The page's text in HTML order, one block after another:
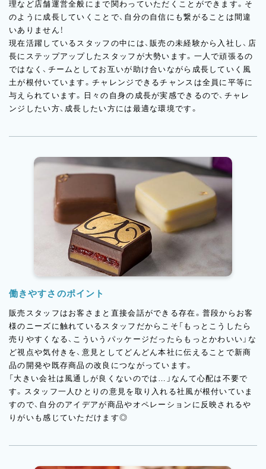
理など店舗運営全般にまで関わっていただくことができます。そ
のように成長していくことで、自分の自信にも繋がることは間違
いありません！
現在活躍しているスタッフの中には、販売の未経験から入社し、店
長にステップアップしたスタッフが大勢います。一人で頑張るの
ではなく、チームとしてお互いが助け合いながら成長していく風
土が根付いています。チャレンジできるチャンスは全員に平等に
与えられています。日々の自身の成長が実感できるので、チャレ
ンジしたい方、成長したい方には最適な環境です。
働きやすさのポイント
販売スタッフはお客さまと直接会話ができる存在。普段からお客
様のニーズに触れているスタッフだからこそ「もっとこうしたら
売りやすくなる、こういうパッケージだったらもっとかわいい」な
ど視点や気付きを、意見としてどんどん本社に伝えることで新商
品の開発や既存商品の改良につながっています。
「大きい会社は風通しが良くないのでは…」なんて心配は不要で
す。スタッフ一人ひとりの意見を取り入れる社風が根付いていま
すので、自分のアイデアが商品やオペレーションに反映されるや
りがいも感じていただけます◎